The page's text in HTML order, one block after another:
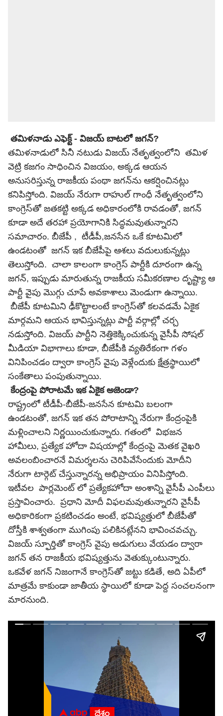
తమిళనాడు ఎఫెక్ట్ - విజయ్ బాటలో జగన్?
తమిళనాడులో సినీ నటుడు విజయ్ నేతృత్వంలోని తమిళ
వెట్రి కజగం సాధించిన విజయం, అక్కడ ఆయన
అనుసరిస్తున్న రాజకీయ పంథా జగన్‌ను ఆకర్షించినట్లు
కనిపిస్తోంది. విజయ్ నేరుగా రాహుల్ గాంధీ నేతృత్వంలోని
కాంగ్రెస్‌తో జతకట్టి అక్కడ అధికారంలోకి రావడంతో, జగన్
కూడా అదే తరహా ప్రయోగానికి సిద్ధమవుతున్నారని
సమాచారం. బీజేపీ , టీడీపీ,జనసేన ఒకే కూటమిలో
ఉండటంతో జగన్ ఇక బీజేపీపై ఆశలు వదులుకున్నట్లు
తెలుస్తోంది. చాలా కాలంగా కాంగ్రెస్ పార్టీకి దూరంగా ఉన్న
జగన్, ఇప్పుడు మారుతున్న రాజకీయ సమీకరణాల దృష్ట్యా ఆ
పార్టీ వైపు మొగ్గు చూపే అవకాశాలు మెండుగా ఉన్నాయి.
బీజేపీ కూటమిని ఢీకొట్టాలంటే కాంగ్రెస్‌తో కలవడమే ఏకైక
మార్గమని ఆయన భావిస్తున్నట్లు పార్టీ వర్గాల్లో చర్చ
నడుస్తోంది. విజయ్ పార్టీని నెత్తికెక్కించుకున్న వైసీపీ సోషల్
మీడియా విభాగాలు కూడా, బీజేపీకి వ్యతిరేకంగా గళం
వినిపించడం ద్వారా కాంగ్రెస్ వైపు వెళ్లేందుకు క్షేత్రస్థాయిలో
సంకేతాలు పంపుతున్నాయి.
కేంద్రంపై పోరాటమే ఇక ఏకైక అజెండా?
రాష్ట్రంలో టీడీపీ-బీజేపీ-జనసేన కూటమి బలంగా
ఉండటంతో, జగన్ ఇక తన పోరాటాన్ని నేరుగా కేంద్రంపైకి
మళ్లించాలని నిర్ణయించుకున్నారు. గతంలో విభజన
హామీలు, ప్రత్యేక హోదా విషయాల్లో కేంద్రంపై మెతక వైఖరి
అవలంబించారనే విమర్శలను చెరిపివేసేందుకు మోదీని
నేరుగా టార్గెట్ చేస్తున్నారన్న అభిప్రాయం వినిపిస్తోంది.
ఇటీవల పార్లమెంట్ లో ప్రత్యేకహోదా అంశాన్ని వైసీపీ ఎంపీలు
ప్రస్తావించారు. ప్రధాని మోదీ విఫలమవుతున్నారని వైసీపీ
అధికారికంగా ప్రకటించడం అంటే, భవిష్యత్తులో బీజేపీతో
దోస్తీకి శాశ్వతంగా ముగింపు పలికినట్లేనని భావించవచ్చు.
విజయ్ స్ఫూర్తితో కాంగ్రెస్ వైపు అడుగులు వేయడం ద్వారా
జగన్ తన రాజకీయ భవిష్యత్తును వెతుక్కుంటున్నారు.
ఒకవేళ జగన్ నిజంగానే కాంగ్రెస్‌తో జట్టు కడితే, అది ఏపీలో
మాత్రమే కాకుండా జాతీయ స్థాయిలో కూడా పెద్ద సంచలనంగా
మారనుంది.